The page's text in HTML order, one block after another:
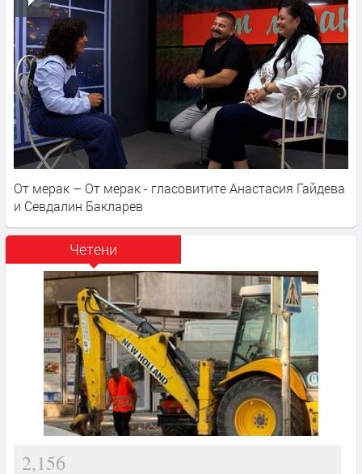
От мерак – От мерак - гласовитите Анастасия Гайдева
и Севдалин Бакларев
Четени
2,156